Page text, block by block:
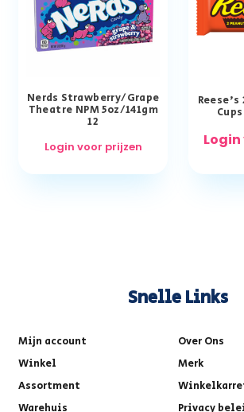
Nerds Strawberry/Grape
Theatre NPM 5oz/141gm
12
Login voor prijzen
Snelle Links
Mijn account
Over Ons
Winkel
Merk
Assortment
Warehuis
Privacy